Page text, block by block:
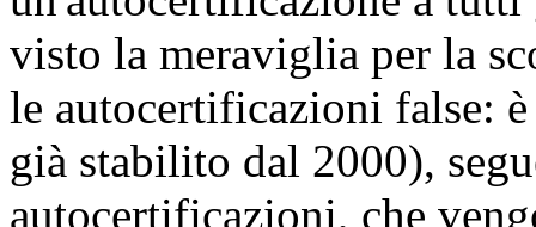
visto la meraviglia per la
le autocertificazioni false:
già stabilito dal 2000),
autocertificazioni, che